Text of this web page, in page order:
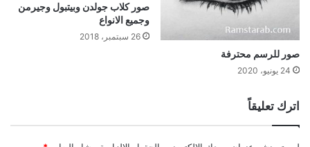
صور للرسم محترفة
24 يونيو، 2020
صور كلاب جولدن وبيتبول وجيرمن
وجميع الانواع
26 سبتمبر، 2018
اترك تعليقاً